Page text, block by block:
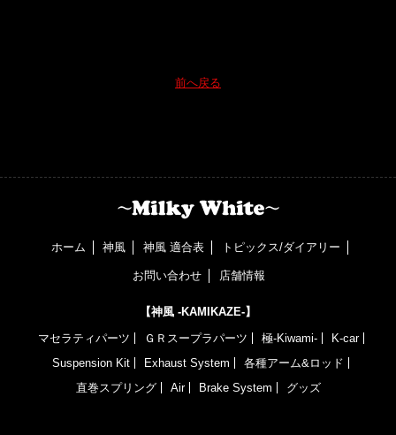
前へ戻る
ホーム 神風 神風 適合表 トピックス/ダイアリー
お問い合わせ 店舗情報
【神風 -KAMIKAZE-】
マセラティパーツ
ＧＲスープラパーツ 極-Kiwami-
K-car
Suspension Kit
Exhaust System
各種アーム&ロッド
直巻スプリング
Air Brake System グッズ